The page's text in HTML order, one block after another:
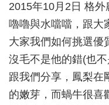
2015年10月2日 格
嚕嚕與水噹噹，跟大
大家我們如何挑選優
沒毛不是他的錯(也
跟我們分享，鳳梨在
的嫩芽，而蝸牛很喜